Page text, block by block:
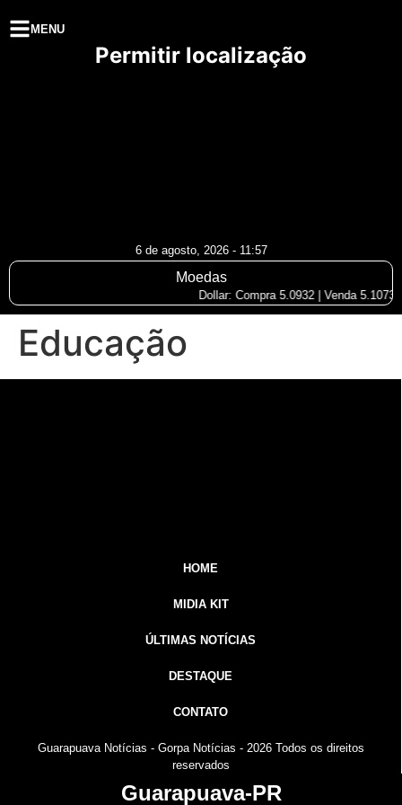
MENU
Permitir localização
6 de agosto, 2026 - 11:57
Moedas
Dollar: Compra 5.0932 | Venda 5.1073
Educação
HOME
MIDIA KIT
ÚLTIMAS NOTÍCIAS
DESTAQUE
CONTATO
Guarapuava Notícias - Gorpa Notícias - 2026 Todos os direitos
reservados
Guarapuava-PR